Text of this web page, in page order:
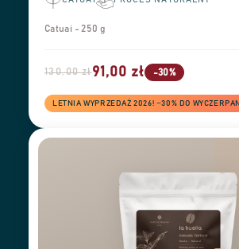
Catuai - 250 g
130,00 zł91,00 zł -30%
LETNIA WYPRZEDAŻ 2026! −30% DO